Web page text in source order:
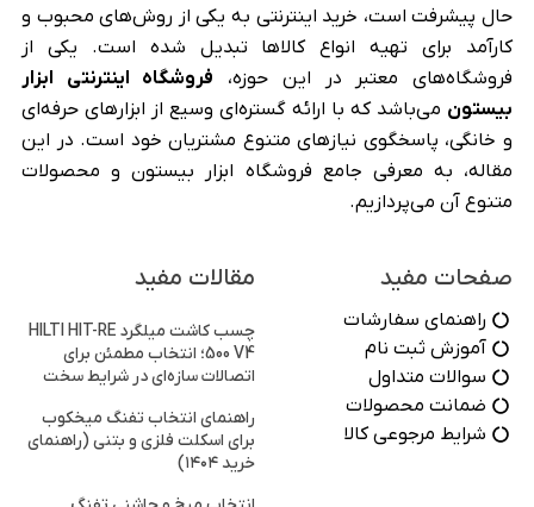
حال پیشرفت است، خرید اینترنتی به یکی از روش‌های محبوب و
کارآمد برای تهیه انواع کالاها تبدیل شده است. یکی از
فروشگاه‌های معتبر در این حوزه، فروشگاه اینترنتی ابزار
بیستون می‌باشد که با ارائه گستره‌ای وسیع از ابزارهای حرفه‌ای
و خانگی، پاسخگوی نیازهای متنوع مشتریان خود است. در این
مقاله، به معرفی جامع فروشگاه ابزار بیستون و محصولات
متنوع آن می‌پردازیم.
صفحات مفید
راهنمای سفارشات
آموزش ثبت نام
سوالات متداول
ضمانت محصولات
شرایط مرجوعی کالا
مقالات مفید
چسب کاشت میلگرد HILTI HIT-RE
500 V4؛ انتخاب مطمئن برای
اتصالات سازه‌ای در شرایط سخت
راهنمای انتخاب تفنگ میخکوب
برای اسکلت فلزی و بتنی (راهنمای
خرید ۱۴۰۴)